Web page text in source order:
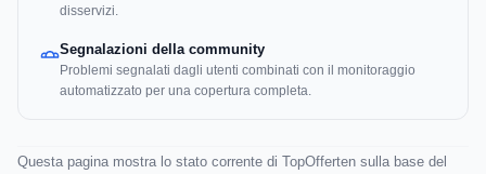
disservizi.
Segnalazioni della community
Problemi segnalati dagli utenti combinati con il monitoraggio
automatizzato per una copertura completa.
Questa pagina mostra lo stato corrente di TopOfferten sulla base del